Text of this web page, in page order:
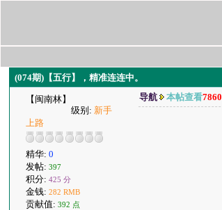
(074期)【五行】，精准连连中。
【闽南林】
级别: 新手
上路
精华:0
发帖:397
积分:425 分
金钱:282 RMB
贡献值:392 点
导航 本帖查看7860